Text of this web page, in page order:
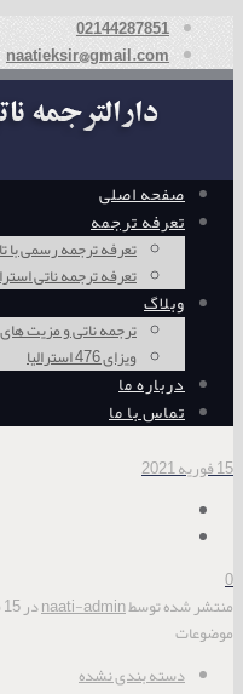
02144287851
naatieksir@gmail.com
صفحه اصلی
تعرفه ترجمه
تعرفه ترجمه رسمی با
تعرفه ترجمه ناتی
وبلاگ
ترجمه ناتی و مزیت های
ویزای 476 استرالیا
درباره ما
تماس با ما
15 فوریه 2021
0
منتشر شده توسطnaati-adminدر15 فوریه 2021
موضوعات
دسته بندی نشده